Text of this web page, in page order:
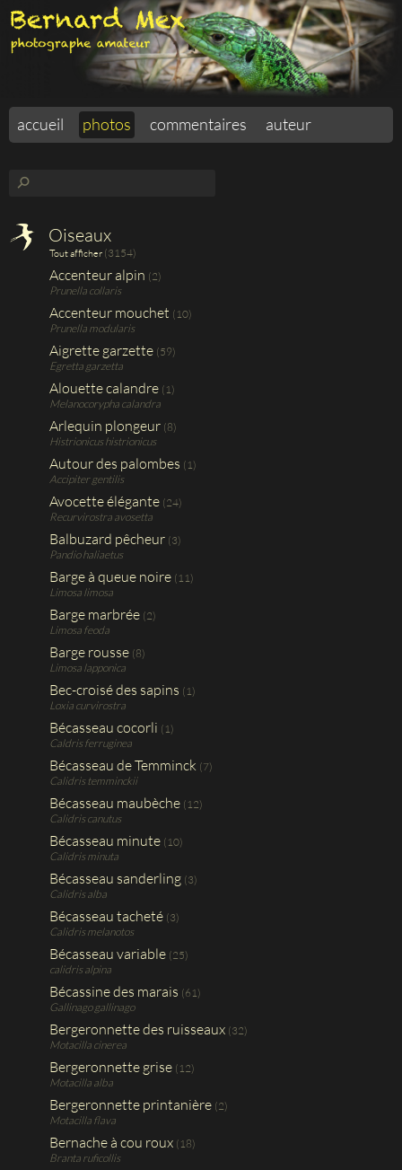
accueil photos commentaires auteur
⚲
Oiseaux
Tout afficher (3154)
Accenteur alpin (2)
Prunella collaris
Accenteur mouchet (10)
Prunella modularis
Aigrette garzette (59)
Egretta garzetta
Alouette calandre (1)
Melanocorypha calandra
Arlequin plongeur (8)
Histrionicus histrionicus
Autour des palombes (1)
Accipiter gentilis
Avocette élégante (24)
Recurvirostra avosetta
Balbuzard pêcheur (3)
Pandio haliaetus
Barge à queue noire (11)
Limosa limosa
Barge marbrée (2)
Limosa feoda
Barge rousse (8)
Limosa lapponica
Bec-croisé des sapins (1)
Loxia curvirostra
Bécasseau cocorli (1)
Caldris ferruginea
Bécasseau de Temminck (7)
Calidris temminckii
Bécasseau maubèche (12)
Calidris canutus
Bécasseau minute (10)
Calidris minuta
Bécasseau sanderling (3)
Calidris alba
Bécasseau tacheté (3)
Calidris melanotos
Bécasseau variable (25)
calidris alpina
Bécassine des marais (61)
Gallinago gallinago
Bergeronnette des ruisseaux (32)
Motacilla cinerea
Bergeronnette grise (12)
Motacilla alba
Bergeronnette printanière (2)
Motacilla flava
Bernache à cou roux (18)
Branta ruficollis